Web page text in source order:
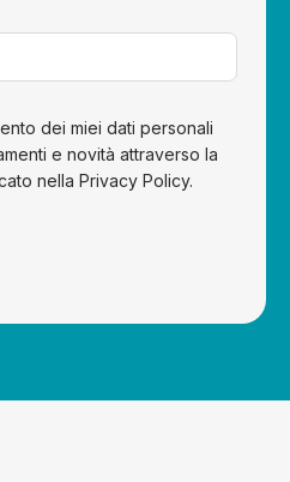
dei miei dati personali
e novità attraverso la
nella Privacy Policy.